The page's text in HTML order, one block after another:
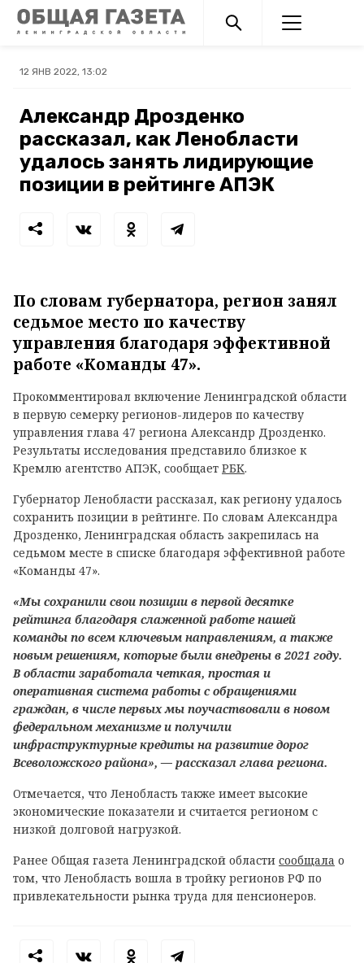
12 ЯНВ 2022, 13:02
Александр Дрозденко
рассказал, как Ленобласти
удалось занять лидирующие
позиции в рейтинге АПЭК
По словам губернатора, регион занял
седьмое место по качеству
управления благодаря эффективной
работе «Команды 47».
Прокомментировал включение Ленинградской области
в первую семерку регионов-лидеров по качеству
управления глава 47 региона Александр Дрозденко.
Результаты исследования представило близкое к
Кремлю агентство АПЭК, сообщает РБК.
Губернатор Ленобласти рассказал, как региону удалось
сохранить позиции в рейтинге. По словам Александра
Дрозденко, Ленинградская область закрепилась на
седьмом месте в списке благодаря эффективной работе
«Команды 47».
«Мы сохранили свои позиции в первой десятке
рейтинга благодаря слаженной работе нашей
команды по всем ключевым направлениям, а также
новым решениям, которые были внедрены в 2021 году.
В области заработала четкая, простая и
оперативная система работы с обращениями
граждан, в числе первых мы поучаствовали в новом
федеральном механизме и получили
инфраструктурные кредиты на развитие дорог
Всеволожского района», ― рассказал глава региона.
Отмечается, что Ленобласть также имеет высокие
экономические показатели и считается регионом с
низкой долговой нагрузкой.
Ранее Общая газета Ленинградской области сообщала о
том, что Ленобласть вошла в тройку регионов РФ по
привлекательности рынка труда для пенсионеров.